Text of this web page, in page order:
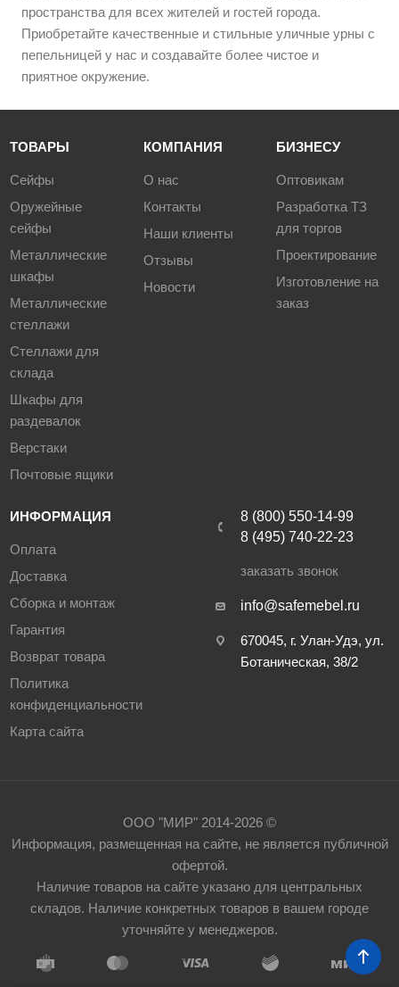
пространства для всех жителей и гостей города.
Приобретайте качественные и стильные уличные урны с
пепельницей у нас и создавайте более чистое и
приятное окружение.
ТОВАРЫ
Сейфы
Оружейные
сейфы
Металлические
шкафы
Металлические
стеллажи
Стеллажи для
склада
Шкафы для
раздевалок
Верстаки
Почтовые ящики
КОМПАНИЯ
О нас
Контакты
Наши клиенты
Отзывы
Новости
БИЗНЕСУ
Оптовикам
Разработка ТЗ
для торгов
Проектирование
Изготовление на
заказ
ИНФОРМАЦИЯ
Оплата
Доставка
Сборка и монтаж
Гарантия
Возврат товара
Политика
конфиденциальности
Карта сайта
8 (800) 550-14-99
8 (495) 740-22-23
заказать звонок
info@safemebel.ru
670045, г. Улан-Удэ, ул.
Ботаническая, 38/2
ООО "МИР" 2014-2026 ©
Информация, размещенная на сайте, не является публичной
офертой.
Наличие товаров на сайте указано для центральных
складов. Наличие конкретных товаров в вашем городе
уточняйте у менеджеров.